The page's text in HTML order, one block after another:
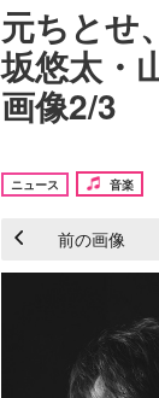
元ちとせ
坂悠太・
画像2/3
ニュース 音楽
前の画像